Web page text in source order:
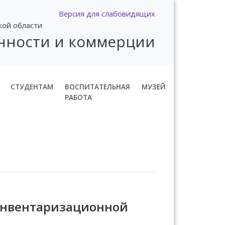
Версия для слабовидящих
области
и коммерции
СТУДЕНТАМ
ВОСПИТАТЕЛЬНАЯ
РАБОТА
МУЗЕЙ